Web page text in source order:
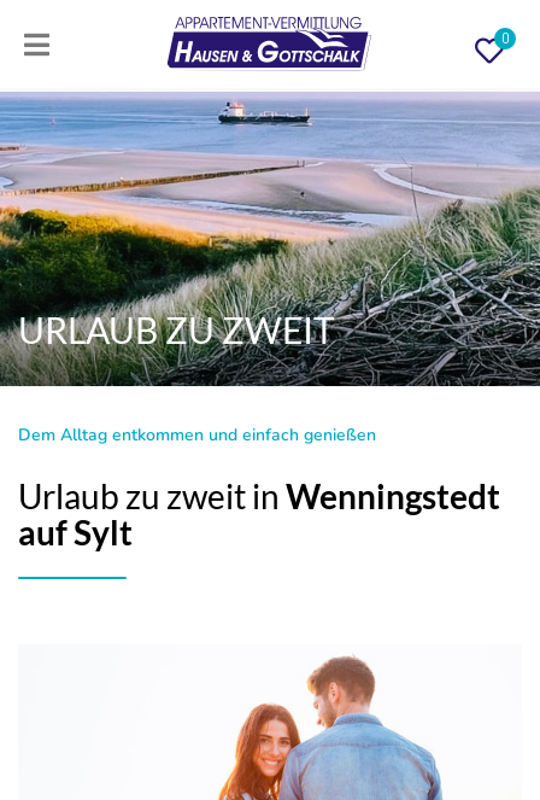
0
URLAUB ZU ZWEIT
Dem Alltag entkommen und einfach genießen
Urlaub zu zweit in Wenningstedt
auf Sylt